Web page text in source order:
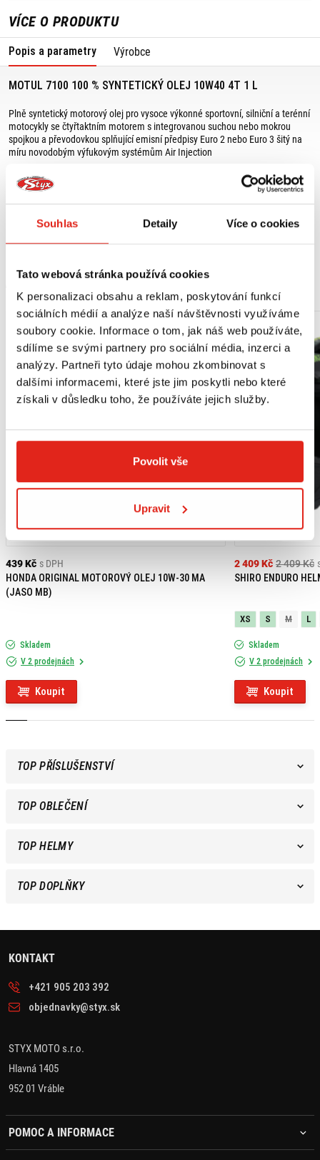
Souhlas Detaily Více o cookies
Tato webová stránka používá cookies
K personalizaci obsahu a reklam, poskytování funkcí
sociálních médií a analýze naší návštěvnosti využíváme
soubory cookie. Informace o tom, jak náš web používáte,
sdílíme se svými partnery pro sociální média, inzerci a
analýzy. Partneři tyto údaje mohou zkombinovat s
dalšími informacemi, které jste jim poskytli nebo které
získali v důsledku toho, že používáte jejich služby.
Povolit vše
Upravit
VÍCE O PRODUKTU
Popis a parametry Výrobce
MOTUL 7100 100 % SYNTETICKÝ OLEJ 10W40 4T 1 L
Plně syntetický motorový olej pro vysoce výkonné sportovní, silniční a terénní
motocykly se čtyřtaktním motorem s integrovanou suchou nebo mokrou
spojkou a převodovkou splňující emisní předpisy Euro 2 nebo Euro 3 šitý na
míru novodobým výfukovým systémům Air Injection
Nízký koeficient trakce Ester technologie minimalizuje v motoru vnitřní tření,
zvyšuje jeho výkon, zabepečuje snadné řazení.
Výměnná lhůta: dle doporučení výrobcem, typu motocyklu a jeho použití
Specifikace: API SG/SH/SJ/SG/SM/SN - JASO MA2
MOHLO BY SE VÁM LÍBIT
439 Kč s DPH
HONDA ORIGINAL MOTOROVÝ OLEJ 10W-30 MA
(JASO MB)
Skladem
V 2 prodejnách
Koupit
Výpredaj
2 409 Kč
2 409 Kč
SHIRO ENDURO
XS S M L
Skladem
V 2 prodejnách
Koupit
TOP PŘÍSLUŠENSTVÍ
TOP OBLEČENÍ
TOP HELMY
TOP DOPLŇKY
KONTAKT
+421 905 203 392
objednavky@styx.sk
STYX MOTO s.r.o.
Hlavná 1405
952 01 Vráble
POMOC A INFORMACE